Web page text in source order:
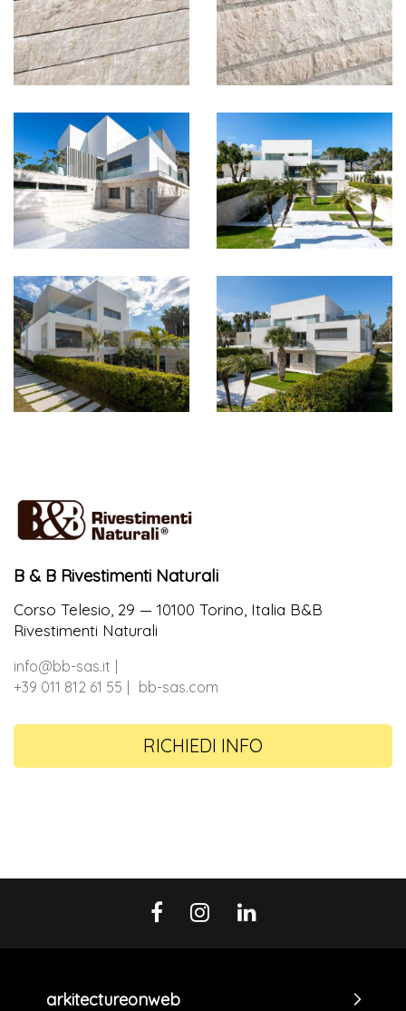
B & B Rivestimenti Naturali
Corso Telesio, 29 — 10100 Torino, Italia B&B
Rivestimenti Naturali
info@bb-sas.it
+39 011 812 61 55
bb-sas.com
RICHIEDI INFO
arkitectureonweb